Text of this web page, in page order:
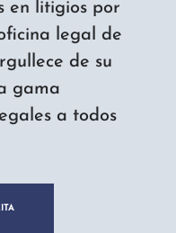
en litigios por
legal de
de su
gama
a todos